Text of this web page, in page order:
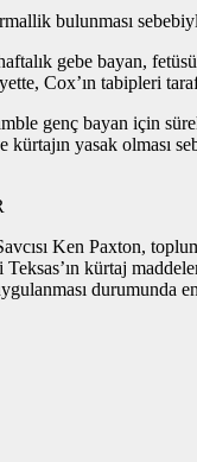
bulunması
gebe bayan,
Cox’ın tabipleri
genç bayan için
yasak
Ken Paxton,
kürtaj
durumunda